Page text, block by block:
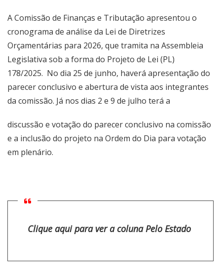
A Comissão de Finanças e Tributação apresentou o
cronograma de análise da Lei de Diretrizes
Orçamentárias para 2026, que tramita na Assembleia
Legislativa sob a forma do Projeto de Lei (PL)
178/2025. No dia 25 de junho, haverá apresentação do
parecer conclusivo e abertura de vista aos integrantes
da comissão. Já nos dias 2 e 9 de julho terá a
discussão e votação do parecer conclusivo na comissão
e a inclusão do projeto na Ordem do Dia para votação
em plenário.
Clique aqui para ver a coluna Pelo Estado